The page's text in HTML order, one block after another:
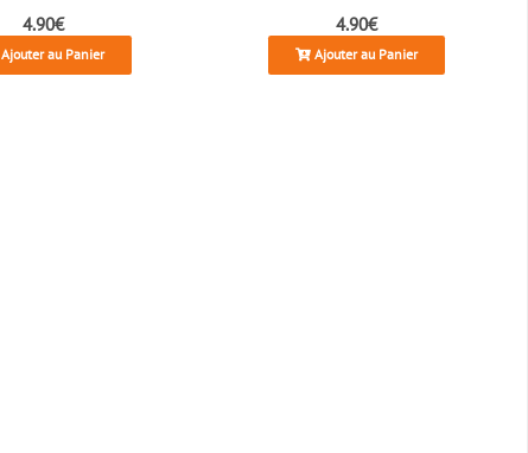
4.90€
Ajouter au Panier
4.90€
Ajouter au Panier